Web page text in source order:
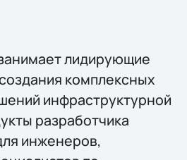
лидирующие
комплексных
инфраструктурной
разработчика
инженеров,